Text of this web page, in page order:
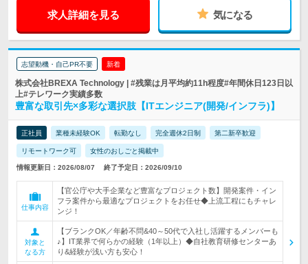
求人詳細を見る 気になる
志望動機・自己PR不要 新着
株式会社BREXA Technology | #残業は月平均約11h程度#年間休日123日以
上#テレワーク実績多数
豊富な取引先×多彩な選択肢【ITエンジニア(開発/インフラ)】
正社員 業種未経験OK 転勤なし 完全週休2日制 第二新卒歓迎
リモートワーク可 女性のおしごと掲載中
情報更新日：2026/08/07 終了予定日：2026/09/10
仕事内容
【官公庁や大手企業など豊富なプロジェクト数】開発案件・イン
フラ案件から最適なプロジェクトをお任せ◆上流工程にもチャレ
ンジ！
対象と
なる方
【ブランクOK／年齢不問&40～50代で入社し活躍するメンバーも
♪】IT業界で何らかの経験（1年以上）◆自社教育研修センターあ
り&経験が浅い方も安心！